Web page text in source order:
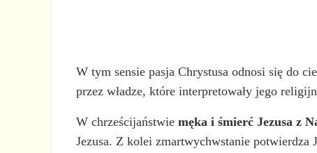
W tym sensie pasja Chrystusa odnosi się do
przez władze, które interpretowały jego
W chrześcijaństwiemęka i śmierć Jezusa z
Jezusa. Z kolei zmartwychwstanie